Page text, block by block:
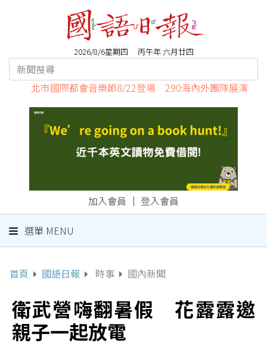
2026/8/6星期四 丙午年 六月廿四
北市國際都會音樂節8/22登場 290海內外團隊展演
加入會員 ｜ 登入會員
選單 MENU
首頁 國語日報 時事 國內新聞
衛武營嗨翻暑假 花露露邀
親子一起放電